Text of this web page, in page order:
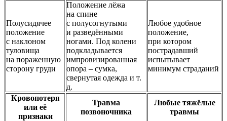
Полусидячее
положение
с наклоном
туловища
на пораженную
сторону груди
Положение лёжа
на спине
с полусогнутыми
и разведёнными
ногами. Под колени
подкладывается
импровизированная
опора – сумка,
свернутая одежда и т.
д.
Любое удобное
положение,
при котором
пострадавший
испытывает
минимум страданий
Кровопотеря
или её
признаки
Травма
позвоночника
Любые тяжёлые
травмы